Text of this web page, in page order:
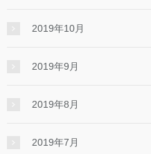
2019年10月
2019年9月
2019年8月
2019年7月